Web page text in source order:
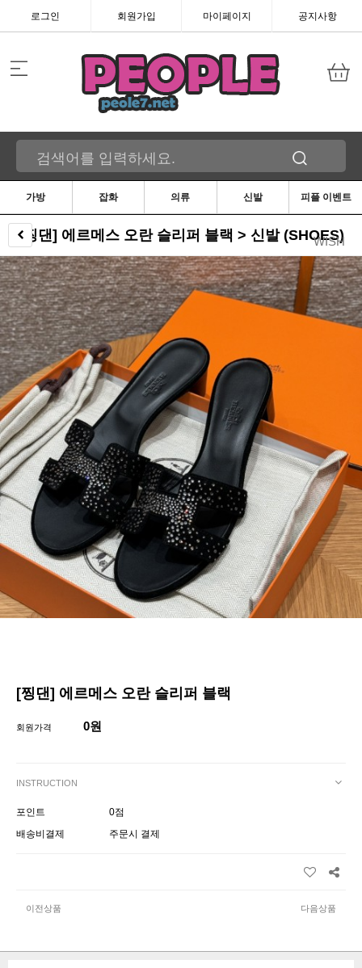
로그인 회원가입 마이페이지 공지사항
가방 잡화 의류 신발 피플 이벤트
[찡댄] 에르메스 오란 슬리퍼 블랙 > 신발 (SHOES)
[찡댄] 에르메스 오란 슬리퍼 블랙
회원가격 0원
INSTRUCTION
포인트
0점
배송비결제
주문시 결제
이전상품 다음상품
WISH